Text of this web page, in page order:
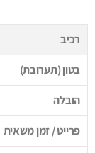
רכיב
בטון (תערובת)
הובלה
פרייט / זמן משאית